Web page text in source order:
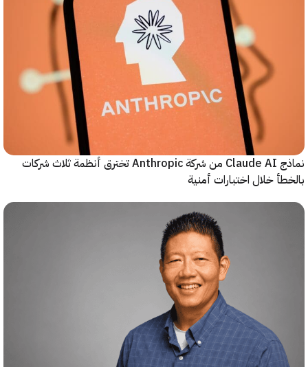
نماذج Claude AI من شركة Anthropic تخترق أنظمة ثلاث شركات
خلال اختبارات أمنية